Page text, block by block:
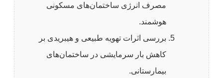
مصرف انرژی ساختمان‌های مسکونی
هوشمند.
بررسی اثرات تهویه طبیعی و هیبریدی بر
کاهش بار سرمایشی در ساختمان‌های
بیمارستانی.